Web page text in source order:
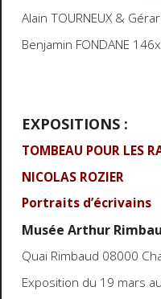
Alain TOURNEUX &
Benjamin FONDANE
EXPOSITIONS :
TOMBEAU POUR LES
NICOLAS ROZIER
Portraits d’écrivains
Musée Arthur
Quai Rimbaud 08000
Exposition du 19 mars